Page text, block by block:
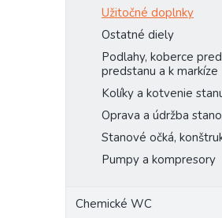
Užitočné doplnky
Ostatné diely
Podlahy, koberce
predstanu a k markíze
Kolíky a kotvenie
Oprava a údržba
Stanové očká,
Pumpy a kompresory
Chemické WC